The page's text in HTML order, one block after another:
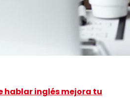
hablar inglés mejora tu